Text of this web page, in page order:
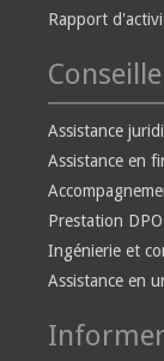
Rapport
Assistance
Assistance en
Prestation
Ingénierie et
Assistance en
Informer